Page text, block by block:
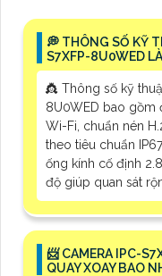
️💭 THÔNG SỐ KỸ
S7XFP-8U0WED
👸 Thông số kỹ
8U0WED bao gồm
Wi-Fi, chuẩn nén
theo tiêu chuẩn
ống kính cố định
độ giúp quan sát
📨 CAMERA IPC-
QUAY XOAY BAO